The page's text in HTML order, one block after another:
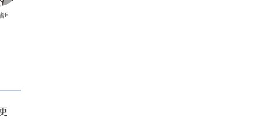
E